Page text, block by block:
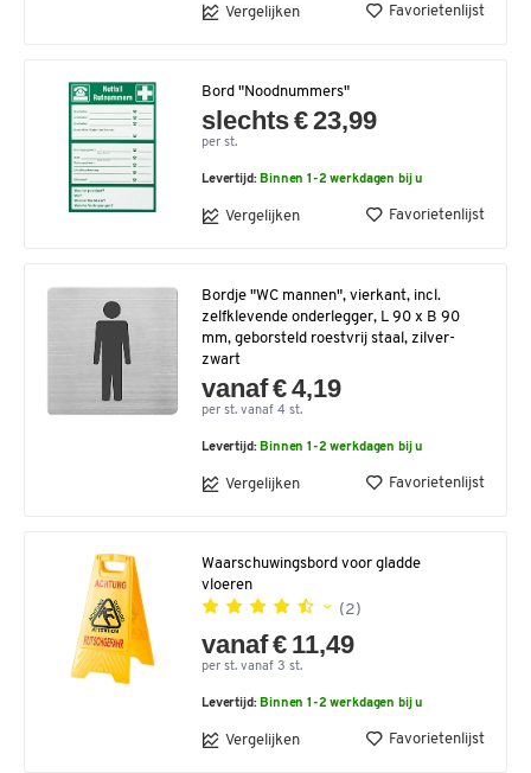
Vergelijken Favorietenlijst
Bord "Noodnummers"
slechts € 23,99
per st.
Levertijd:Binnen 1-2 werkdagen bij u
Vergelijken Favorietenlijst
Bordje "WC mannen", vierkant, incl.
zelfklevende onderlegger, L 90 x B 90
mm, geborsteld roestvrij staal, zilver-
zwart
vanaf € 4,19
per st. vanaf 4 st.
Levertijd:Binnen 1-2 werkdagen bij u
Vergelijken Favorietenlijst
Waarschuwingsbord voor gladde
vloeren
(2)
vanaf € 11,49
per st. vanaf 3 st.
Levertijd:Binnen 1-2 werkdagen bij u
Vergelijken Favorietenlijst